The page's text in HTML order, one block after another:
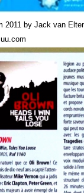
2011 by Jack van